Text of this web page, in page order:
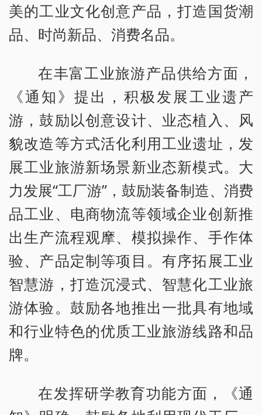
美的工业文化创意产品，打造国货潮
品、时尚新品、消费名品。
在丰富工业旅游产品供给方面，
《通知》提出，积极发展工业遗产
游，鼓励以创意设计、业态植入、风
貌改造等方式活化利用工业遗址，发
展工业旅游新场景新业态新模式。大
力发展“工厂游”，鼓励装备制造、消费
品工业、电商物流等领域企业创新推
出生产流程观摩、模拟操作、手作体
验、产品定制等项目。有序拓展工业
智慧游，打造沉浸式、智慧化工业旅
游体验。鼓励各地推出一批具有地域
和行业特色的优质工业旅游线路和品
牌。
在发挥研学教育功能方面，《通